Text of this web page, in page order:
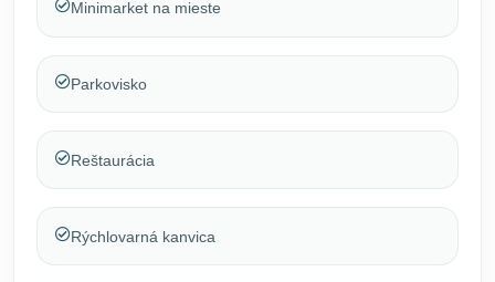
Minimarket na mieste
Parkovisko
Reštaurácia
Rýchlovarná kanvica